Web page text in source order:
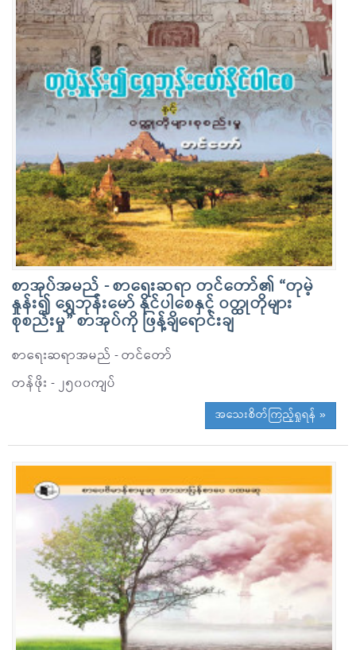
စာအုပ်အမည် - စာရေးဆရာ တင်တော်၏ “တုမဲ့
နှုန်း၍ ရွှေဘုန်းမော် နိုင်ပါစေနှင့် ဝတ္ထုတိုများ
စုစည်းမှု” စာအုပ်ကို ဖြန့်ချိရောင်းချ
စာရေးဆရာအမည် - တင်တော်
တန်ဖိုး - ၂၅၀၀ကျပ်
အသေးစိတ်ကြည့်ရှုရန် »